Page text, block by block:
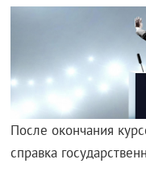
После окончания
справка